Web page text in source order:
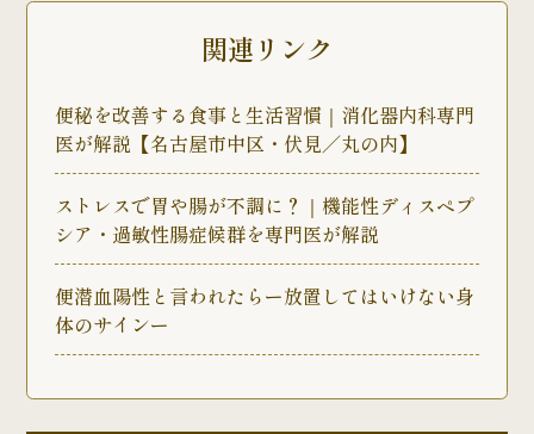
関連リンク
便秘を改善する食事と生活習慣｜消化器内科専門
医が解説【名古屋市中区・伏見／丸の内】
ストレスで胃や腸が不調に？｜機能性ディスペプ
シア・過敏性腸症候群を専門医が解説
便潜血陽性と言われたらー放置してはいけない身
体のサインー